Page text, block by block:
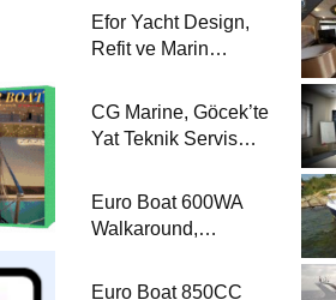
Uzmanlığıyla Yat
Dergisi’nde
Efor Yacht Design,
Refit ve Marin
Çözümleriyle Yat
Dergisi’nde
CG Marine, Göcek’te
Yat Teknik Servis
Dergisi’nde
Euro Boat 600WA
Walkaround,
Yapısıyla Yat
Euro Boat 850CC